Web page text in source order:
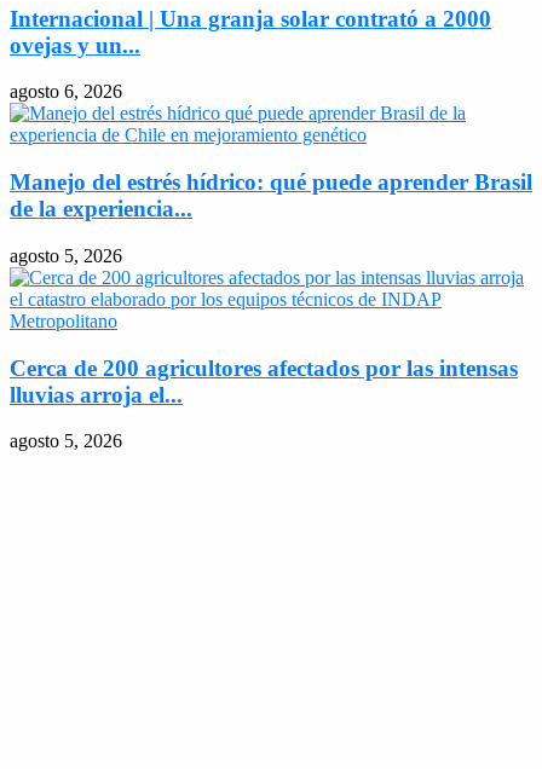
Internacional | Una granja solar contrató a 2000
ovejas y un...
agosto 6, 2026
Manejo del estrés hídrico: qué puede aprender Brasil
de la experiencia...
agosto 5, 2026
Cerca de 200 agricultores afectados por las intensas
lluvias arroja el...
agosto 5, 2026